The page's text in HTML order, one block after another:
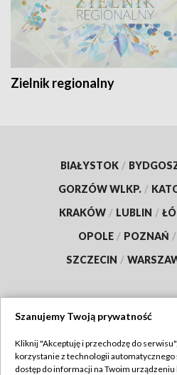
Zielnik regionalny
BIAŁYSTOK /
GORZÓW WLKP. /
KRAKÓW / LUBLIN /
OPOLE / POZNAŃ /
SZCZECIN /
TVP
Szanujemy Twoją prywatność
Kliknij "Akceptuję i przechodzę do
korzystanie z technologii automatycznego
dostęp do informacji na Twoim